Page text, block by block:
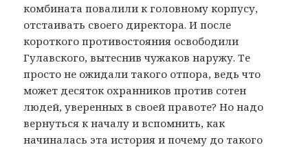
комбината повалили к головному корпусу,
отстаивать своего директора. И после
короткого противостояния освободили
Гулавского, вытеснив чужаков наружу. Те
просто не ожидали такого отпора, ведь что
может десяток охранников против сотен
людей, уверенных в своей правоте? Но надо
вернуться к началу и вспомнить, как
начиналась эта история и почему до такого